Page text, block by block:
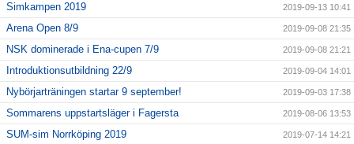
Simkampen 2019 2019-09-13 10:41
Arena Open 8/9 2019-09-08 21:35
NSK dominerade i Ena-cupen 7/9 2019-09-08 21:21
Introduktionsutbildning 22/9 2019-09-04 14:01
Nybörjarträningen startar 9 september! 2019-09-03 17:38
Sommarens uppstartsläger i Fagersta 2019-08-06 13:53
SUM-sim Norrköping 2019 2019-07-14 14:21